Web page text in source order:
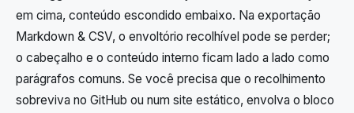
em cima, conteúdo escondido embaixo. Na exportação
Markdown & CSV, o envoltório recolhível pode se perder;
o cabeçalho e o conteúdo interno ficam lado a lado como
parágrafos comuns. Se você precisa que o recolhimento
sobreviva no GitHub ou num site estático, envolva o bloco